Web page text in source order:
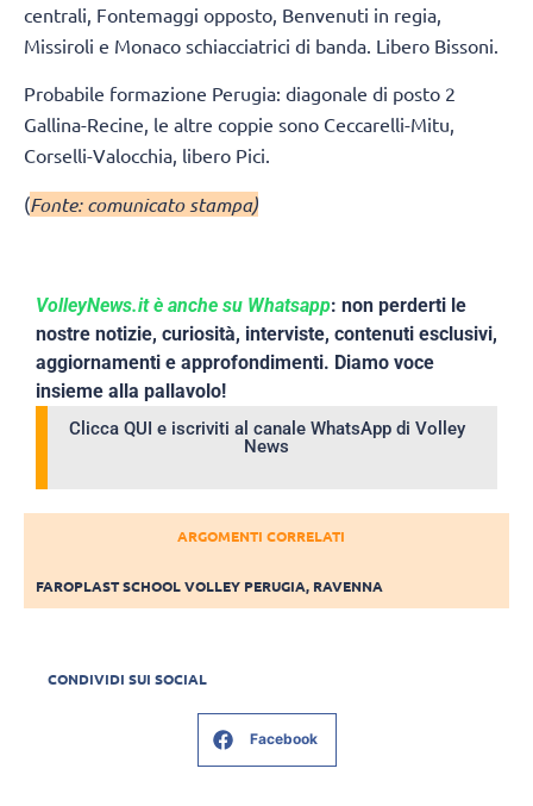
centrali, Fontemaggi opposto, Benvenuti in regia,
Missiroli e Monaco schiacciatrici di banda. Libero Bissoni.
Probabile formazione Perugia: diagonale di posto 2
Gallina-Recine, le altre coppie sono Ceccarelli-Mitu,
Corselli-Valocchia, libero Pici.
(Fonte: comunicato stampa)
VolleyNews.it è anche su Whatsapp: non perderti le
nostre notizie, curiosità, interviste, contenuti esclusivi,
aggiornamenti e approfondimenti. Diamo voce
insieme alla pallavolo!
Clicca QUI e iscriviti al canale WhatsApp di Volley
News
ARGOMENTI CORRELATI
FAROPLAST SCHOOL VOLLEY PERUGIA, RAVENNA
CONDIVIDI SUI SOCIAL
Facebook